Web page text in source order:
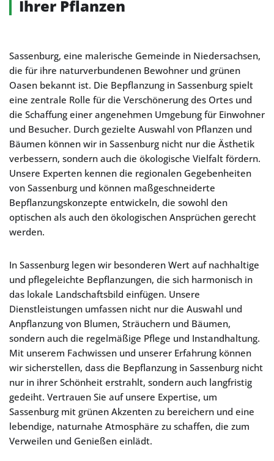
Ihrer Pflanzen
Sassenburg, eine malerische Gemeinde in Niedersachsen,
die für ihre naturverbundenen Bewohner und grünen
Oasen bekannt ist. Die Bepflanzung in Sassenburg spielt
eine zentrale Rolle für die Verschönerung des Ortes und
die Schaffung einer angenehmen Umgebung für Einwohner
und Besucher. Durch gezielte Auswahl von Pflanzen und
Bäumen können wir in Sassenburg nicht nur die Ästhetik
verbessern, sondern auch die ökologische Vielfalt fördern.
Unsere Experten kennen die regionalen Gegebenheiten
von Sassenburg und können maßgeschneiderte
Bepflanzungskonzepte entwickeln, die sowohl den
optischen als auch den ökologischen Ansprüchen gerecht
werden.
In Sassenburg legen wir besonderen Wert auf nachhaltige
und pflegeleichte Bepflanzungen, die sich harmonisch in
das lokale Landschaftsbild einfügen. Unsere
Dienstleistungen umfassen nicht nur die Auswahl und
Anpflanzung von Blumen, Sträuchern und Bäumen,
sondern auch die regelmäßige Pflege und Instandhaltung.
Mit unserem Fachwissen und unserer Erfahrung können
wir sicherstellen, dass die Bepflanzung in Sassenburg nicht
nur in ihrer Schönheit erstrahlt, sondern auch langfristig
gedeiht. Vertrauen Sie auf unsere Expertise, um
Sassenburg mit grünen Akzenten zu bereichern und eine
lebendige, naturnahe Atmosphäre zu schaffen, die zum
Verweilen und Genießen einlädt.